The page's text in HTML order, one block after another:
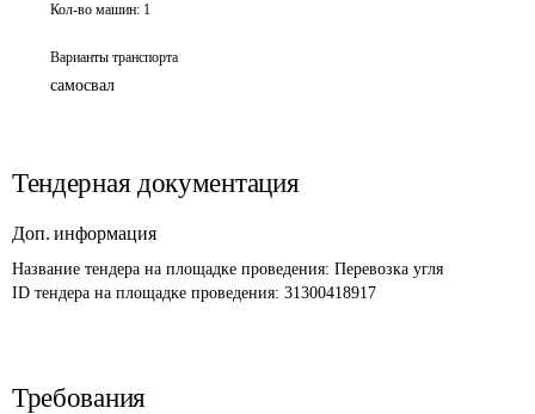
Кол-во машин: 1
Варианты транспорта
самосвал
Тендерная документация
Доп. информация
Название тендера на площадке проведения: Перевозка угля
ID тендера на площадке проведения: 31300418917
Требования